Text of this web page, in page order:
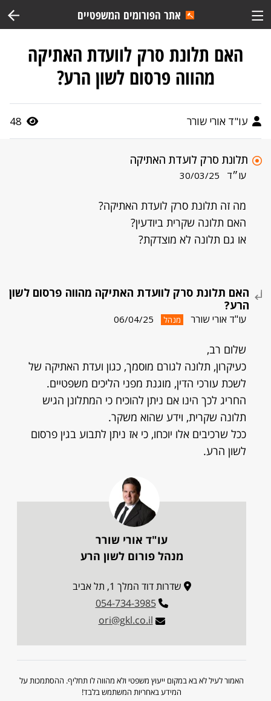
אתר הפורומים המשפטיים
האם תלונת סרק לוועדת האתיקה
מהווה פרסום לשון הרע?
עו"ד אורי שורר 48
תלונת סרק לועדת האתיקה
עו״ד 30/03/25
מה זה תלונת סרק לועדת האתיקה?
האם תלונה שקרית ביודעין?
או גם תלונה לא מוצדקת?
האם תלונת סרק לוועדת האתיקה מהווה פרסום לשון
הרע?
עו"ד אורי שורר מנהל 06/04/25
שלום רב,
כעיקרון, תלונה לגורם מוסמך, כגון ועדת האתיקה של
לשכת עורכי הדין, מוגנת מפני הליכים משפטיים.
החריג לכך הינו אם ניתן להוכיח כי המתלונן הגיש
תלונה שקרית, וידע שהוא משקר.
ככל שרכיבים אלו יוכחו, כי אז ניתן לתבוע בגין פרסום
לשון הרע.
עו"ד אורי שורר
מנהל פורום לשון הרע
שדרות דוד המלך 1, תל אביב
054-734-3985
ori@gkl.co.il
האמור לעיל לא בא במקום ייעוץ משפטי ולא מהווה לו תחליף. ההסתמכות על
המידע באחריות המשתמש בלבד!